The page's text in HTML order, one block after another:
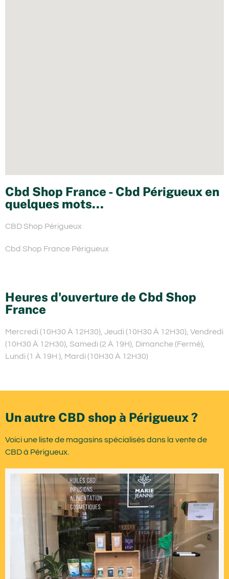
Cbd Shop France - Cbd Périgueux en
quelques mots...
CBD Shop Périgueux
Cbd Shop France Périgueux
Heures d'ouverture de Cbd Shop
France
Mercredi (10H30 À 12H30), Jeudi (10H30 À 12H30), Vendredi
(10H30 À 12H30), Samedi (2 À 19H), Dimanche (Fermé),
Lundi (1 À 19H ), Mardi (10H30 À 12H30)
Un autre CBD shop à Périgueux ?
Voici une liste de magasins spécialisés dans la vente de
CBD à Périgueux.